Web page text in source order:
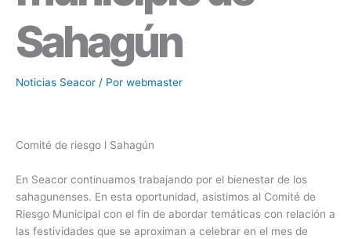
Sahagún
Noticias Seacor / Por webmaster
Comité de riesgo l Sahagún
En Seacor continuamos trabajando por el bienestar de los
sahagunenses. En esta oportunidad, asistimos al Comité de
Riesgo Municipal con el fin de abordar temáticas con relación a
las festividades que se aproximan a celebrar en el mes de